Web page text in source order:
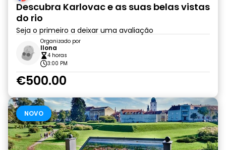
Descubra Karlovac e as suas belas vistas
do rio
Seja o primeiro a deixar uma avaliação
Organizado por
Ilona
4 horas
3:00 PM
€500.00
NOVO